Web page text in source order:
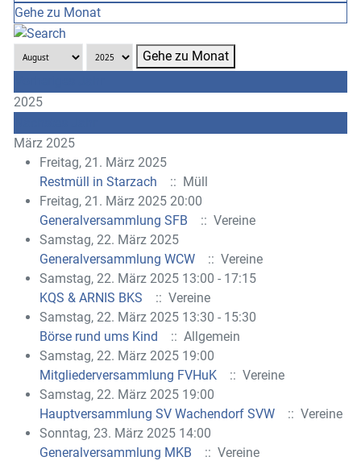
Gehe zu Monat
Gehe zu Monat
2025
März 2025
Freitag, 21. März 2025
Restmüll in Starzach
:: Müll
Freitag, 21. März 2025 20:00
Generalversammlung SFB
:: Vereine
Samstag, 22. März 2025
Generalversammlung WCW
:: Vereine
Samstag, 22. März 2025 13:00 - 17:15
KQS & ARNIS BKS
:: Vereine
Samstag, 22. März 2025 13:30 - 15:30
Börse rund ums Kind
:: Allgemein
Samstag, 22. März 2025 19:00
Mitgliederversammlung FVHuK
:: Vereine
Samstag, 22. März 2025 19:00
Hauptversammlung SV Wachendorf SVW
:: Vereine
Sonntag, 23. März 2025 14:00
Generalversammlung MKB
:: Vereine